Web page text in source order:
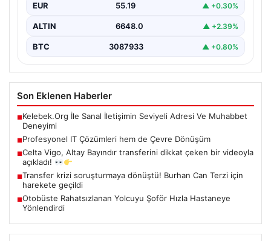
EUR 55.19 ▲ +0.30%
ALTIN 6648.0 ▲ +2.39%
BTC 3087933 ▲ +0.80%
Son Eklenen Haberler
■Kelebek.Org İle Sanal İletişimin Seviyeli Adresi Ve Muhabbet
Deneyimi
■Profesyonel IT Çözümleri hem de Çevre Dönüşüm
■Celta Vigo, Altay Bayındır transferini dikkat çeken bir videoyla
açıkladı!
■Transfer krizi soruşturmaya dönüştü! Burhan Can Terzi için
harekete geçildi
■Otobüste Rahatsızlanan Yolcuyu Şoför Hızla Hastaneye
Yönlendirdi